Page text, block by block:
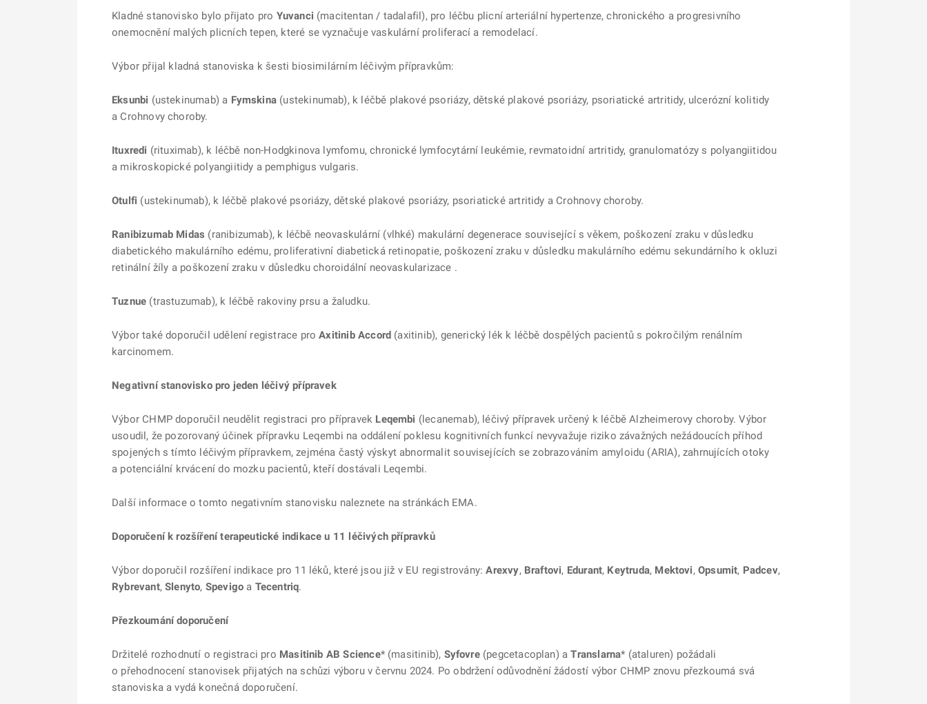
Kladné stanovisko bylo přijato pro Yuvanci (macitentan / tadalafil), pro léčbu plicní arteriální hypertenze, chronického a progresivního
onemocnění malých plicních tepen, které se vyznačuje vaskulární proliferací a remodelací.
Výbor přijal kladná stanoviska k šesti biosimilárním léčivým přípravkům:
Eksunbi (ustekinumab) a Fymskina (ustekinumab), k léčbě plakové psoriázy, dětské plakové psoriázy, psoriatické artritidy, ulcerózní kolitidy
a Crohnovy choroby.
Ituxredi (rituximab), k léčbě non-Hodgkinova lymfomu, chronické lymfocytární leukémie, revmatoidní artritidy, granulomatózy s polyangiitidou
a mikroskopické polyangiitidy a pemphigus vulgaris.
Otulfi (ustekinumab), k léčbě plakové psoriázy, dětské plakové psoriázy, psoriatické artritidy a Crohnovy choroby.
Ranibizumab Midas (ranibizumab), k léčbě neovaskulární (vlhké) makulární degenerace související s věkem, poškození zraku v důsledku
diabetického makulárního edému, proliferativní diabetická retinopatie, poškození zraku v důsledku makulárního edému sekundárního k okluzi
retinální žíly a poškození zraku v důsledku choroidální neovaskularizace .
Tuznue (trastuzumab), k léčbě rakoviny prsu a žaludku.
Výbor také doporučil udělení registrace proAxitinib Accord (axitinib), generický lék k léčbě dospělých pacientů s pokročilým renálním
karcinomem.
Negativní stanovisko pro jeden léčivý přípravek
Výbor CHMP doporučil neudělit registraci pro přípravek Leqembi (lecanemab), léčivý přípravek určený k léčbě Alzheimerovy choroby. Výbor
usoudil, že pozorovaný účinek přípravku Leqembi na oddálení poklesu kognitivních funkcí nevyvažuje riziko závažných nežádoucích příhod
spojených s tímto léčivým přípravkem, zejména častý výskyt abnormalit souvisejících se zobrazováním amyloidu (ARIA), zahrnujících otoky
a potenciální krvácení do mozku pacientů, kteří dostávali Leqembi.
Další informace o tomto negativním stanovisku naleznete na stránkách EMA.
Doporučení k rozšíření terapeutické indikace u 11 léčivých přípravků
Výbor doporučil rozšíření indikace pro 11 léků, které jsou již v EU registrovány:Arexvy, Braftovi, Edurant, Keytruda, Mektovi, Opsumit, Padcev,
Rybrevant,Slenyto, Spevigo a Tecentriq.
Přezkoumání doporučení
Držitelé rozhodnutí o registraci pro Masitinib AB Science* (masitinib), Syfovre(pegcetacoplan) aTranslarna* (ataluren) požádali
o přehodnocení stanovisek přijatých na schůzi výboru v červnu 2024. Po obdržení odůvodnění žádostí výbor CHMP znovu přezkoumá svá
stanoviska a vydá konečná doporučení.